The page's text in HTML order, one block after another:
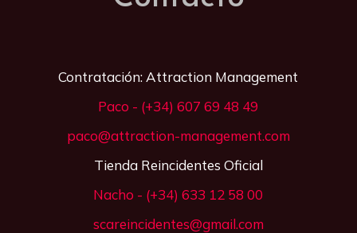
Contratación: Attraction Management
Paco - (+34) 607 69 48 49
paco@attraction-management.com
Tienda Reincidentes Oficial
Nacho - (+34) 633 12 58 00
scareincidentes@gmail.com